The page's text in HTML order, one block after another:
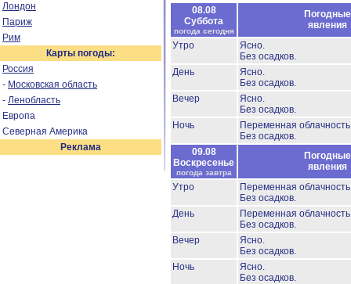
Лондон
Париж
Рим
Карты погоды:
Россия
- Московская область
- Ленобласть
Европа
Северная Америка
Реклама
08.08
Суббота
погода сегодня
Погодные
явления
Утро
Ясно.
Без осадков.
День
Ясно.
Без осадков.
Вечер
Ясно.
Без осадков.
Ночь
Переменная облачность
Без осадков.
09.08
Воскресенье
погода завтра
Погодные
явления
Утро
Переменная
Без осадков.
День
Переменная облачность
Без осадков.
Вечер
Ясно.
Без осадков.
Ночь
Ясно.
Без осадков.